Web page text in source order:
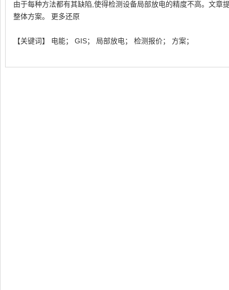
由于每种方法都有其缺陷,使得检测设备局部放电的精度不高。文章
整体方案。 更多还原
【关键词】 电能； GIS； 局部放电； 检测报价； 方案；